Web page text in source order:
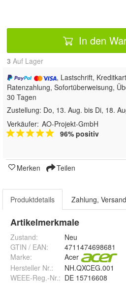
In den
3 Auf Lager
, Lastschrift,
Ratenzahlung, Sofortüberweisung,
30 Tagen
Zustellung: Do, 13. Aug. bis Di, 18.
Verkäufer: AO-Projekt-GmbH
96% positiv
Merken Teilen
Produktdetails Zahlung,
Artikelmerkmale
Zustand:
Neu
GTIN / EAN:
4711474698681
Marke:
Acer
Hersteller Nr.:
NH.QXCEG.001
WEEE-Reg.-Nr.: DE 15716608